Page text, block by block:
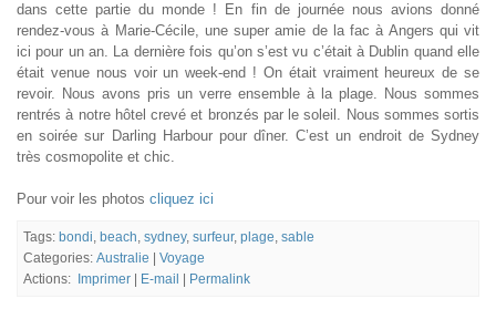
dans cette partie du monde ! En fin de journée nous avions donné
rendez-vous à Marie-Cécile, une super amie de la fac à Angers qui vit
ici pour un an. La dernière fois qu’on s’est vu c’était à Dublin quand elle
était venue nous voir un week-end ! On était vraiment heureux de se
revoir. Nous avons pris un verre ensemble à la plage. Nous sommes
rentrés à notre hôtel crevé et bronzés par le soleil. Nous sommes sortis
en soirée sur Darling Harbour pour dîner. C’est un endroit de Sydney
très cosmopolite et chic.
Pour voir les photos cliquez ici
Tags: bondi beach sydney, surfeur, plage sable
Categories: Australie
Voyage
Actions:
Imprimer E-mail Permalink